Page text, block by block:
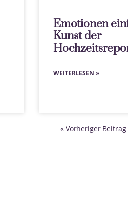
Emotionen
Kunst der
WEITERLESEN »
« Vorheriger Beitrag